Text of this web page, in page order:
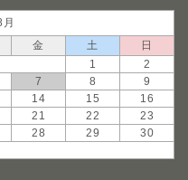
金 土
日
1
2
7 8
9
14 15
16
21 22
23
28 29
30